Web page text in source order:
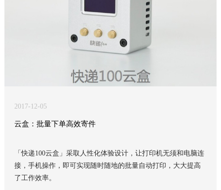
2017-12-05
云盒：批量下单高效寄件
「快递100云盒」采取人性化体验设计，让打印机无须和电脑连
接，手机操作，即可实现随时随地的批量自动打印，大大提高
了工作效率。